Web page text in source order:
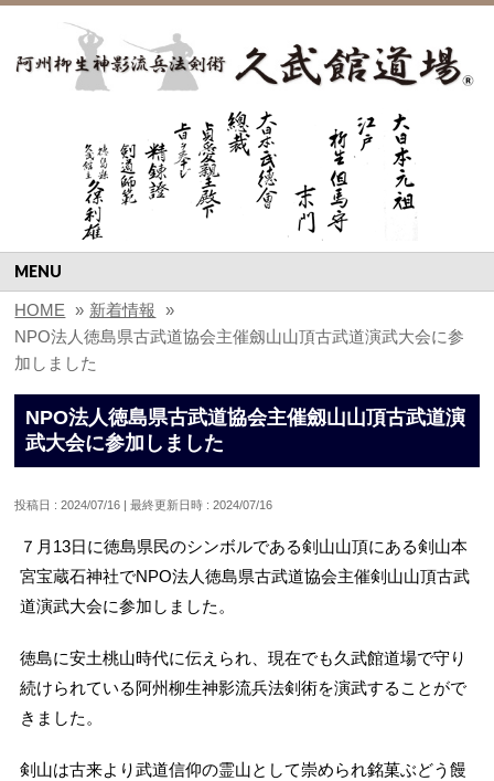
MENU
HOME » 新着情報 »
NPO法人徳島県古武道協会主催劔山山頂古武道演武大会に参
加しました
NPO法人徳島県古武道協会主催劔山山頂古武道演
武大会に参加しました
投稿日 : 2024/07/16 最終更新日時 : 2024/07/16
７月13日に徳島県民のシンボルである剣山山頂にある剣山本
宮宝蔵石神社でNPO法人徳島県古武道協会主催剣山山頂古武
道演武大会に参加しました。
徳島に安土桃山時代に伝えられ、現在でも久武館道場で守り
続けられている阿州柳生神影流兵法剣術を演武することがで
きました。
剣山は古来より武道信仰の霊山として崇められ銘菓ぶどう饅